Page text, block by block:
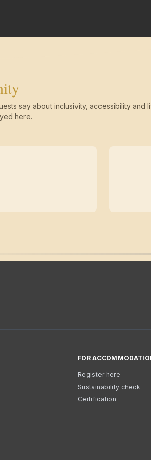
say about inclusivity, accessibility and
here.
FOR
Register here
Sustainability check
Certification